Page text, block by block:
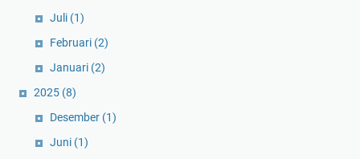
Juli (1)
Februari (2)
Januari (2)
2025 (8)
Desember (1)
Juni (1)